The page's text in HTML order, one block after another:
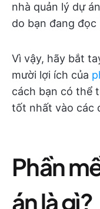
nhà quản lý dự
do bạn đang đọc
Vì vậy, hãy bắt
mười lợi ích của
cách bạn có thể
tốt nhất vào các
Phần
án là gì?